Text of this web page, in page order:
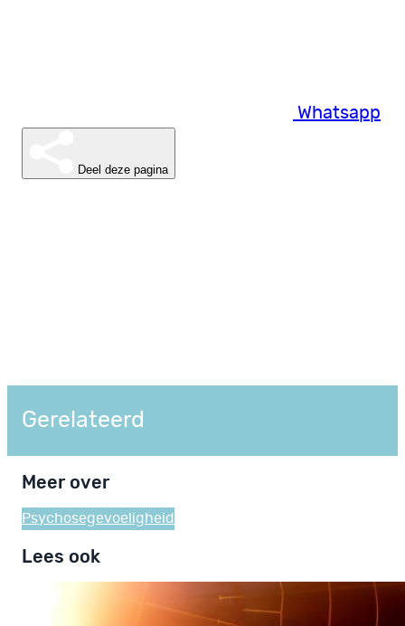
Whatsapp
Deel deze pagina
Gerelateerd
Meer over
Psychosegevoeligheid
Lees ook